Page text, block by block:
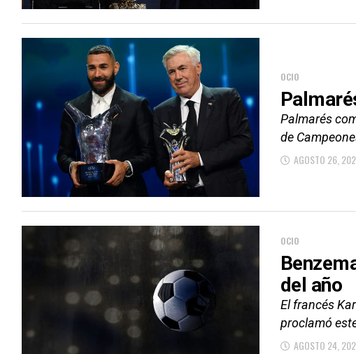
OCIO
Palmarés
de
AGOSTO 26,
OCIO
del año
El francés
proclamó
AGOSTO 24,